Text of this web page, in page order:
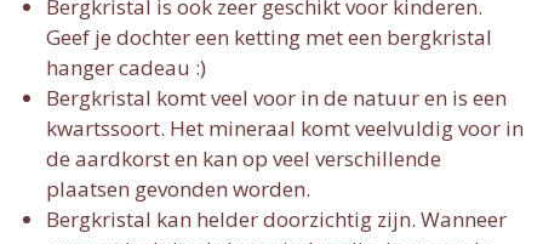
Bergkristal is ook zeer geschikt voor kinderen.
Geef je dochter een ketting met een bergkristal
hanger cadeau :)
Bergkristal komt veel voor in de natuur en is een
kwartssoort. Het mineraal komt veelvuldig voor in
de aardkorst en kan op veel verschillende
plaatsen gevonden worden.
Bergkristal kan helder doorzichtig zijn. Wanneer